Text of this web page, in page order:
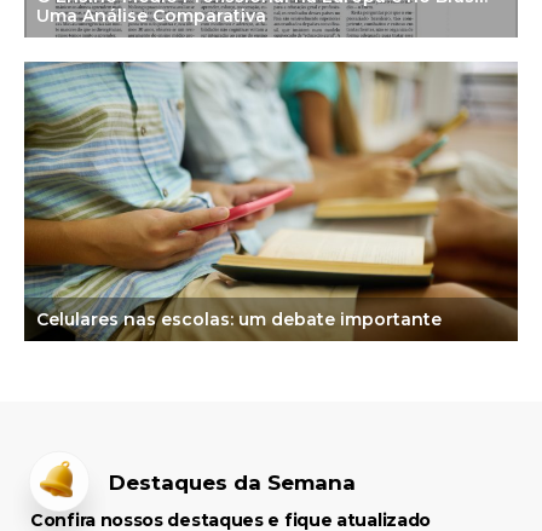
Uma Análise Comparativa
Celulares nas escolas: um debate importante
Destaques da Semana
Confira nossos destaques e fique atualizado